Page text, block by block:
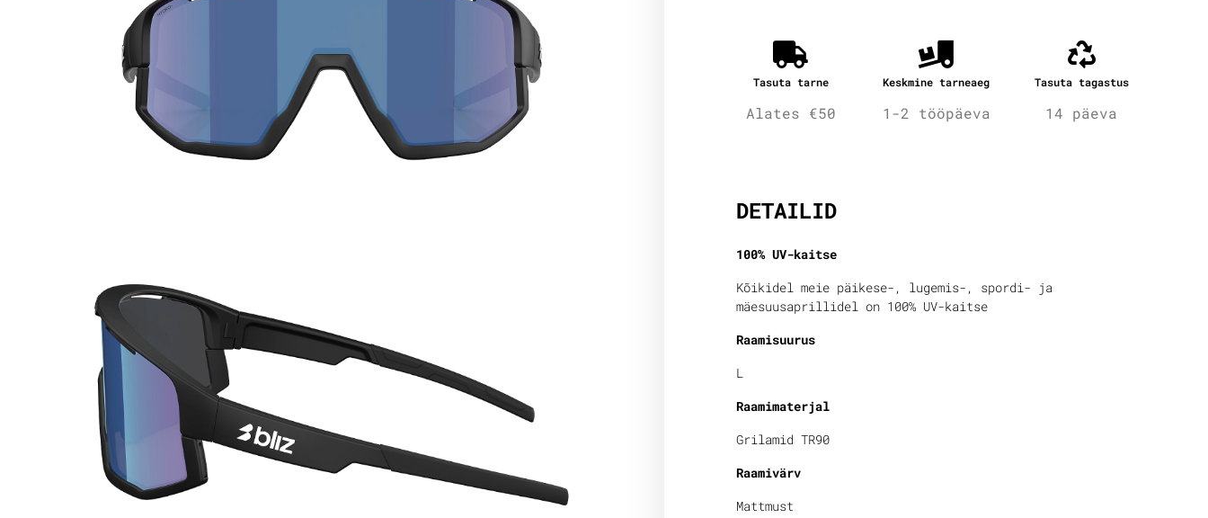
Tasuta tarne
Alates €50
Keskmine tarneaeg
1-2 tööpäeva
Tasuta tagastus
14 päeva
DETAILID
100% UV-kaitse
Kõikidel meie päikese-, lugemis-, spordi- ja
mäesuusaprillidel on 100% UV-kaitse
Raamisuurus
L
Raamimaterjal
Grilamid TR90
Raamivärv
Mattmust